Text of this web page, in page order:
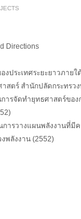
Directions
ประเทศระยะยาวภาย
สตร์ สำนักปลัดกระทรว
ารจัดทำยุทธศาสตร์ของ
ารวางแผนพลังงานที่มีค
พลังงาน (2552)